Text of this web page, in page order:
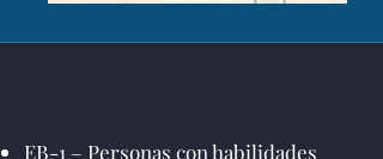
EB-1 – Personas con habilidades